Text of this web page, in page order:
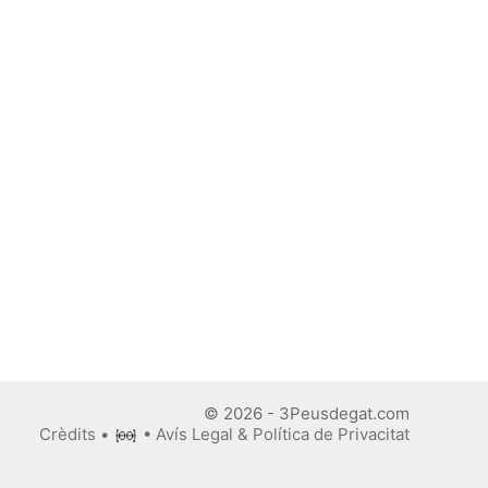
© 2026 - 3Peusdegat.com
Crèdits • • Avís Legal & Política de Privacitat